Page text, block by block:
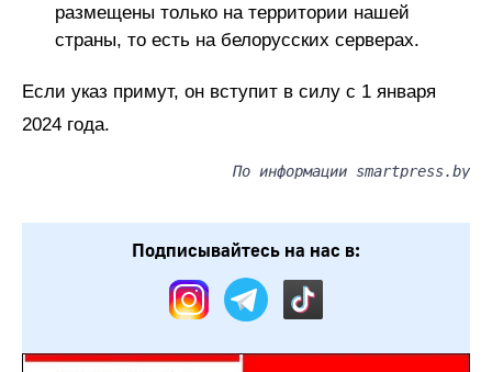
размещены только на территории нашей
страны, то есть на белорусских серверах.
Если указ примут, он вступит в силу с 1 января
2024 года.
По информации smartpress.by
Подписывайтесь на нас в: